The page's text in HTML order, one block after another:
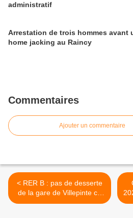
administratif
Arrestation de trois hommes avant
home jacking au Raincy
Commentaires
Ajouter un commentaire
< RER B : pas de desserte
de la gare de Villepinte ce
soir faute d’éclairage